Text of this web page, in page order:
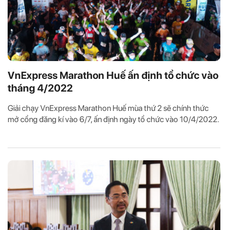
VnExpress Marathon Huế ấn định tổ chức vào
tháng 4/2022
Giải chạy VnExpress Marathon Huế mùa thứ 2 sẽ chính thức
mở cổng đăng kí vào 6/7, ấn định ngày tổ chức vào 10/4/2022.